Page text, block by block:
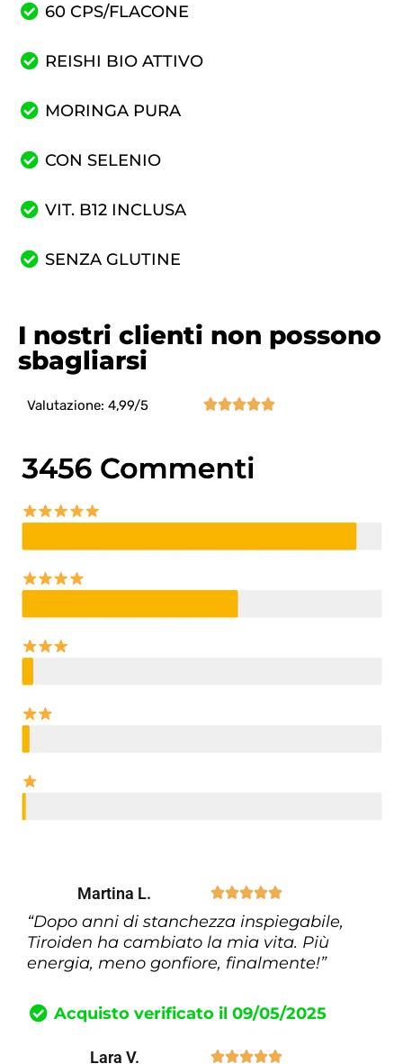
60 CPS/FLACONE
REISHI BIO ATTIVO
MORINGA PURA
CON SELENIO
VIT. B12 INCLUSA
SENZA GLUTINE
I nostri clienti non possono
sbagliarsi
Valutazione: 4,99/5 
Martina L. 
“Dopo anni di stanchezza inspiegabile,
Tiroiden ha cambiato la mia vita. Più
energia, meno gonfiore, finalmente!”
Acquisto verificato il 09/05/2025
Lara V. 